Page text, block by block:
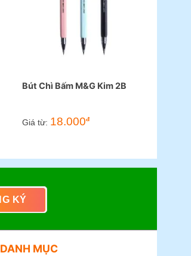
Bút Chì Bấm M&G Kim 2B
Giá từ: 18.000đ
DANH MỤC